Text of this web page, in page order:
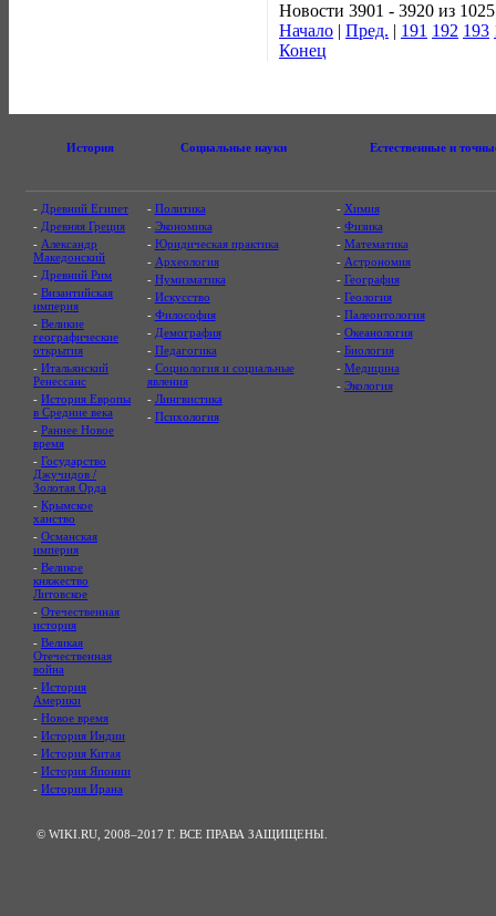
Новости 3901 - 3920 из
Начало | Пред. | 191 192 193
Конец
История Социальные науки Естественные и
- Древний Египет
- Древняя Греция
- Александр
Македонский
- Древний Рим
- Византийская
империя
- Великие
географические
открытия
- Итальянский
Ренессанс
- История Европы
в Средние века
- Раннее Новое
время
- Государство
Джучидов /
Золотая Орда
- Крымское
ханство
- Османская
империя
- Великое
княжество
Литовское
- Отечественная
история
- Великая
Отечественная
война
- История
Америки
- Новое время
- История Индии
- История Китая
- История Японии
- История Ирана
- Политика
- Экономика
- Юридическая практика
- Археология
- Нумизматика
- Искусство
- Философия
- Демография
- Педагогика
- Социология и социальные
явления
- Лингвистика
- Психология
- Химия
- Физика
- Математика
- Астрономия
- География
- Геология
- Палеонтология
- Океанология
- Биология
- Медицина
- Экология
© WIKI.RU, 2008–2017 Г. ВСЕ ПРАВА ЗАЩИЩЕНЫ.